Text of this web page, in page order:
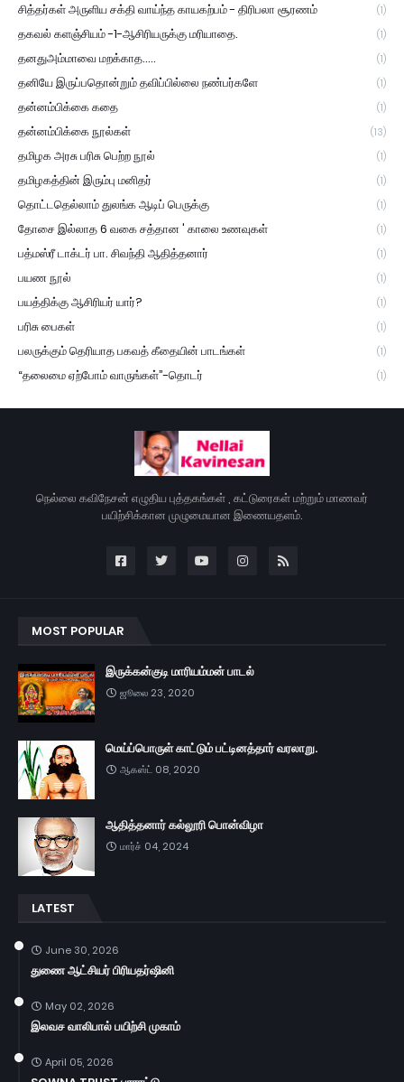
சித்தர்கள் அருளிய சக்தி வாய்ந்த காயகற்பம் - திரிபலா சூரணம் (1)
தகவல் களஞ்சியம் -1-ஆசிரியருக்கு மரியாதை. (1)
தனதுஅம்மாவை மறக்காத..... (1)
தனியே இருப்பதொன்றும் தவிப்பில்லை நண்பர்களே (1)
தன்னம்பிக்கை கதை (1)
தன்னம்பிக்கை நூல்கள் (13)
தமிழக அரசு பரிசு பெற்ற நூல் (1)
தமிழகத்தின் இரும்பு மனிதர் (1)
தொட்டதெல்லாம் துலங்க ஆடிப் பெருக்கு (1)
தோசை இல்லாத 6 வகை சத்தான ' காலை உணவுகள் (1)
பத்மஸ்ரீ டாக்டர் பா. சிவந்தி ஆதித்தனார் (1)
பயண நூல் (1)
பயத்திக்கு ஆசிரியர் யார்? (1)
பரிசு பைகள் (1)
பலருக்கும் தெரியாத பகவத் கீதையின் பாடங்கள் (1)
“தலைமை ஏற்போம் வாருங்கள்”-தொடர் (1)
நெல்லை கவிநேசன் எழுதிய புத்தகங்கள் , கட்டுரைகள் மற்றும் மாணவர்
பயிற்சிக்கான முழுமையான இணையதளம்.
MOST POPULAR
இருக்கன்குடி மாரியம்மன் பாடல்
ஜூலை 23, 2020
மெய்ப்பொருள் காட்டும் பட்டினத்தார் வரலாறு.
ஆகஸ்ட் 08, 2020
ஆதித்தனார் கல்லூரி பொன்விழா
மார்ச் 04, 2024
LATEST
June 30, 2026
துணை ஆட்சியர் பிரியதர்ஷினி
May 02, 2026
இலவச வாலிபால் பயிற்சி முகாம்
April 05, 2026